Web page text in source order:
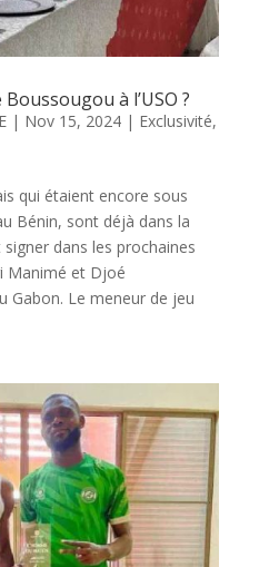
à l’USO ?
| Nov 15, 2024| Exclusivité,
qui étaient encore sous
Bénin, sont déjà dans la
dans les prochaines
Manimé et Djoé
Gabon. Le meneur de jeu